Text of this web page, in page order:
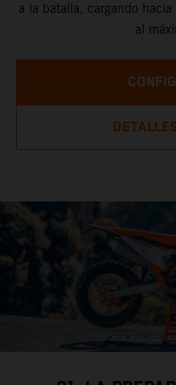
a la batalla, cargando
al